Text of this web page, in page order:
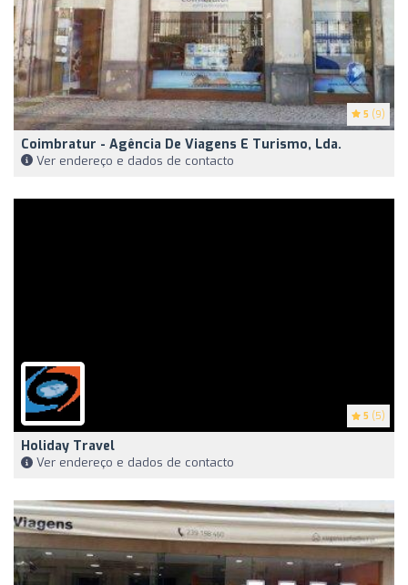
5 (9)
Coimbratur - Agência De Viagens E Turismo, Lda.
Ver endereço e dados de contacto
5 (5)
Holiday Travel
Ver endereço e dados de contacto